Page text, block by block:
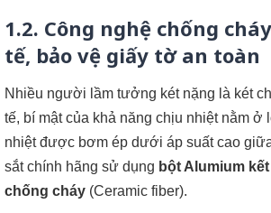
1.2. Công nghệ chống
tế, bảo vệ giấy tờ an toàn
Nhiều người lầm tưởng két nặng là két
tế, bí mật của khả năng chịu nhiệt nằm ở
nhiệt được bơm ép dưới áp suất cao
sắt chính hãng sử dụng bột Alumium
chống cháy (Ceramic fiber).